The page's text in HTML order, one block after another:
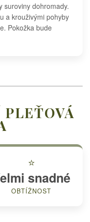
suroviny dohromady.
a krouživými pohyby
Pokožka bude
⭐
snadné
OBTÍŽNOST